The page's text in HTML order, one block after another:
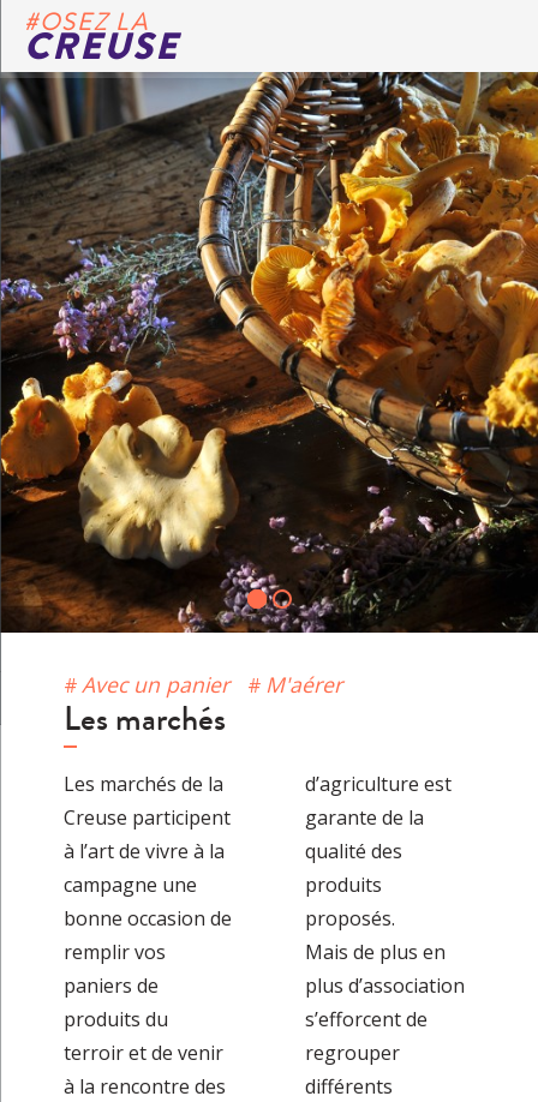
#OSEZ LA
CREUSE
Avec un panier M'aérer
Les marchés
Les marchés de la
Creuse participent
à l’art de vivre à la
campagne une
bonne occasion de
remplir vos
paniers de
produits du
terroir et de venir
à la rencontre des
d’agriculture est
garante de la
qualité des
produits
proposés.
Mais de plus en
plus d’association
s’efforcent de
regrouper
différents